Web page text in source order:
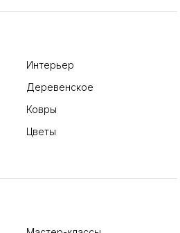
Интерьер
Деревенское
Ковры
Цветы